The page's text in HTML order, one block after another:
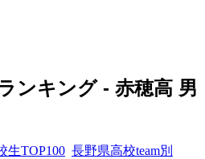
ンキング - 赤穂高 男
生TOP100 長野県高校team別